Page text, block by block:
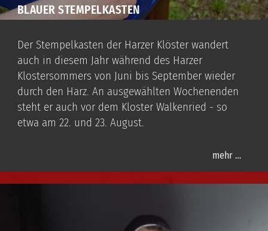
BLAUER STEMPELKASTEN
Der Stempelkasten der Harzer Klöster wandert
auch in diesem Jahr während des Harzer
Klostersommers von Juni bis September wieder
durch den Harz. An ausgewählten Wochenenden
steht er auch vor dem Kloster Walkenried - so
etwa am 22. und 23. August.
mehr …